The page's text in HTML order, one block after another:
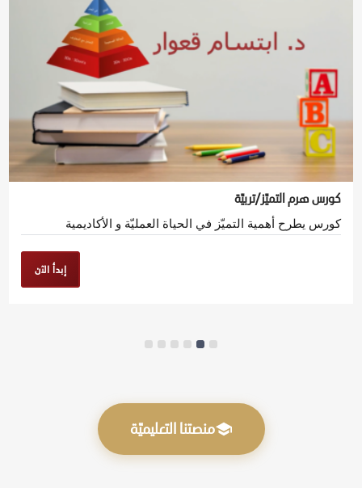
كورس هرم التميّز/تربيّة
كورس يطرح أهمية التميّز في الحياة العمليّة و الأكاديمية
إبدأ الآن
منصتنا التعليميّة